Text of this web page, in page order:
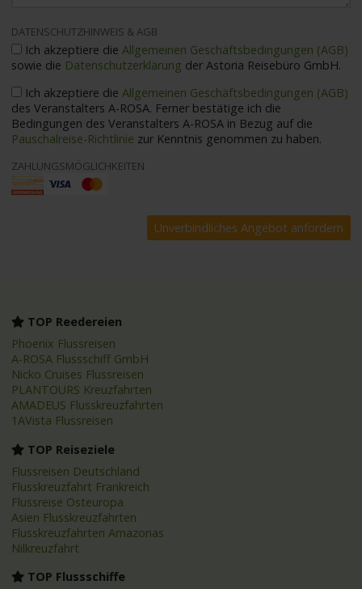
DATENSCHUTZHINWEIS & AGB
Ich akzeptiere dieAllgemeinen Geschäftsbedingungen (AGB)
sowie die Datenschutzerklärung der Astoria Reisebüro GmbH.
Ich akzeptiere die Allgemeinen Geschäftsbedingungen (AGB)
des Veranstalters A-ROSA. Ferner bestätige ich die
Bedingungen des Veranstalters A-ROSA in Bezug auf die
Pauschalreise-Richtlinie zur Kenntnis genommen zu haben.
ZAHLUNGSMÖGLICHKEITEN
TOP Reedereien
Phoenix Flussreisen
A-ROSA Flussschiff GmbH
Nicko Cruises Flussreisen
PLANTOURS Kreuzfahrten
AMADEUS Flusskreuzfahrten
1AVista Flussreisen
TOP Reiseziele
Flussreisen Deutschland
Flusskreuzfahrt Frankreich
Flussreise Osteuropa
Asien Flusskreuzfahrten
Flusskreuzfahrten Amazonas
Nilkreuzfahrt
TOP Flussschiffe